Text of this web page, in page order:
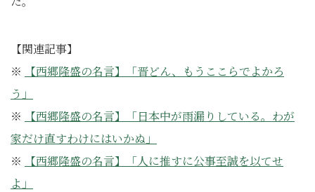
【関連記事】
※
【西郷隆盛の名言】「晋どん、もうここらでよかろ
う」
※
【西郷隆盛の名言】「日本中が雨漏りしている。わが
家だけ直すわけにはいかぬ」
※
【西郷隆盛の名言】「人に推すに公事至誠を以てせ
よ」